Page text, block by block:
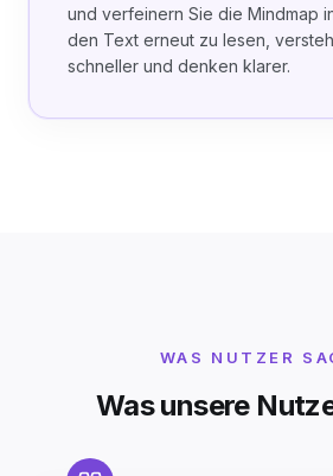
und verfeinern Sie die Mindmap
den Text erneut zu lesen,
schneller und denken klarer.
WAS NUTZER
Was unsere